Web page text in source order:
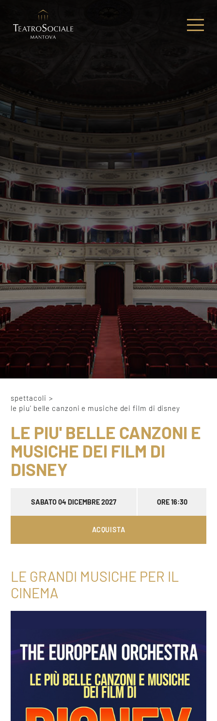
spettacoli >
le piu' belle canzoni e musiche dei film di disney
LE PIU' BELLE CANZONI E
MUSICHE DEI FILM DI
DISNEY
SABATO 04 DICEMBRE 2027 ORE 16:30
ACQUISTA
LE GRANDI MUSICHE PER IL
CINEMA